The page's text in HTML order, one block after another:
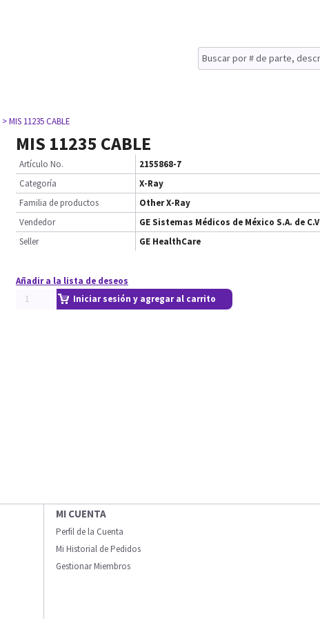
> MIS 11235 CABLE
MIS 11235 CABLE
Artículo No.
2155868-7
Categoría
X-Ray
Familia de productos
Other X-Ray
Vendedor
GE Sistemas Médicos de México S.A. de C.V
Seller
GE HealthCare
Añadir a la lista de deseos
Iniciar sesión y agregar al carrito
MI CUENTA
Perfil de la Cuenta
Mi Historial de Pedidos
Gestionar Miembros